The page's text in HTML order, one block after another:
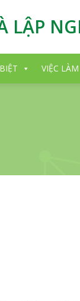
LẬP
VIỆC LÀM